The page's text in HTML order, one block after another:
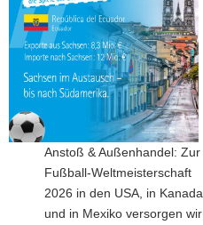
Paraguay"
Anstoß & Außenhandel: Zur
Fußball-Weltmeisterschaft
2026 in den USA, in Kanada
und in Mexiko versorgen wir